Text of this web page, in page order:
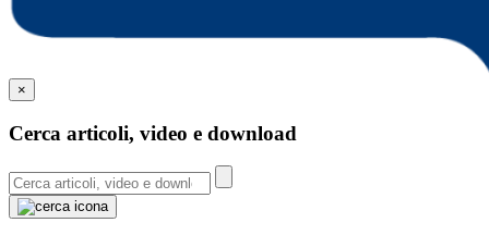
×
Cerca articoli, video e download